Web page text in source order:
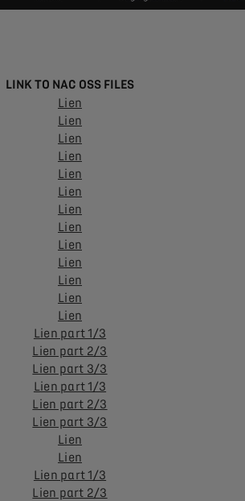
LINK TO NAC OSS FILES
Lien
Lien
Lien
Lien
Lien
Lien
Lien
Lien
Lien
Lien
Lien
Lien
Lien
Lien part 1/3
Lien part 2/3
Lien part 3/3
Lien part 1/3
Lien part 2/3
Lien part 3/3
Lien
Lien
Lien part 1/3
Lien part 2/3